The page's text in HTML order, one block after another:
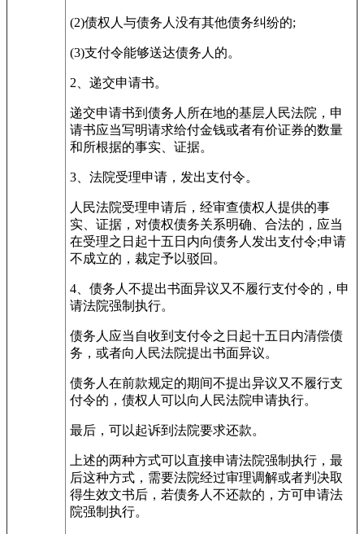
(2)债权人与债务人没有其他债务纠纷的;
(3)支付令能够送达债务人的。
2、递交申请书。
递交申请书到债务人所在地的基层人民法院，申
请书应当写明请求给付金钱或者有价证券的数量
和所根据的事实、证据。
3、法院受理申请，发出支付令。
人民法院受理申请后，经审查债权人提供的事
实、证据，对债权债务关系明确、合法的，应当
在受理之日起十五日内向债务人发出支付令;申请
不成立的，裁定予以驳回。
4、债务人不提出书面异议又不履行支付令的，申
请法院强制执行。
债务人应当自收到支付令之日起十五日内清偿债
务，或者向人民法院提出书面异议。
债务人在前款规定的期间不提出异议又不履行支
付令的，债权人可以向人民法院申请执行。
最后，可以起诉到法院要求还款。
上述的两种方式可以直接申请法院强制执行，最
后这种方式，需要法院经过审理调解或者判决取
得生效文书后，若债务人不还款的，方可申请法
院强制执行。